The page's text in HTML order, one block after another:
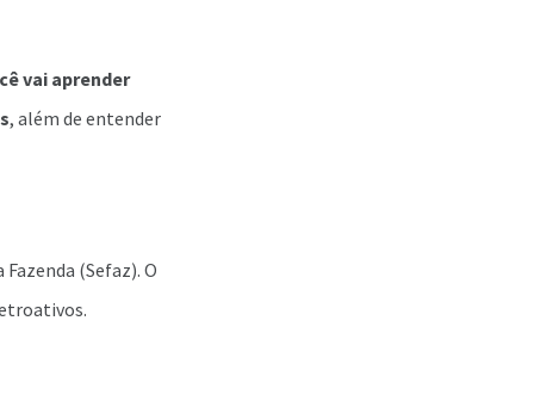
vai aprender
, além de entender
(Sefaz). O